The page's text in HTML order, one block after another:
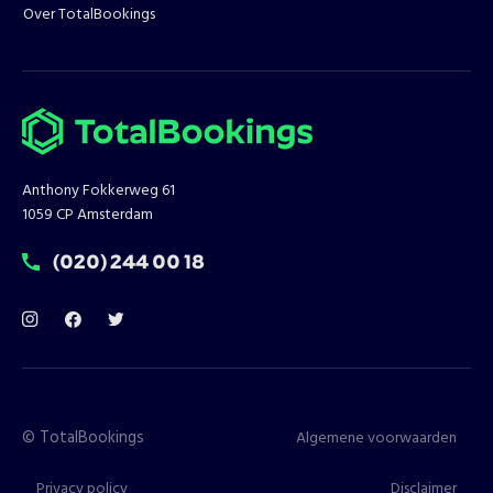
Over TotalBookings
Anthony Fokkerweg 61
1059 CP Amsterdam
T:
(020) 244 00 18
© TotalBookings
Algemene voorwaarden